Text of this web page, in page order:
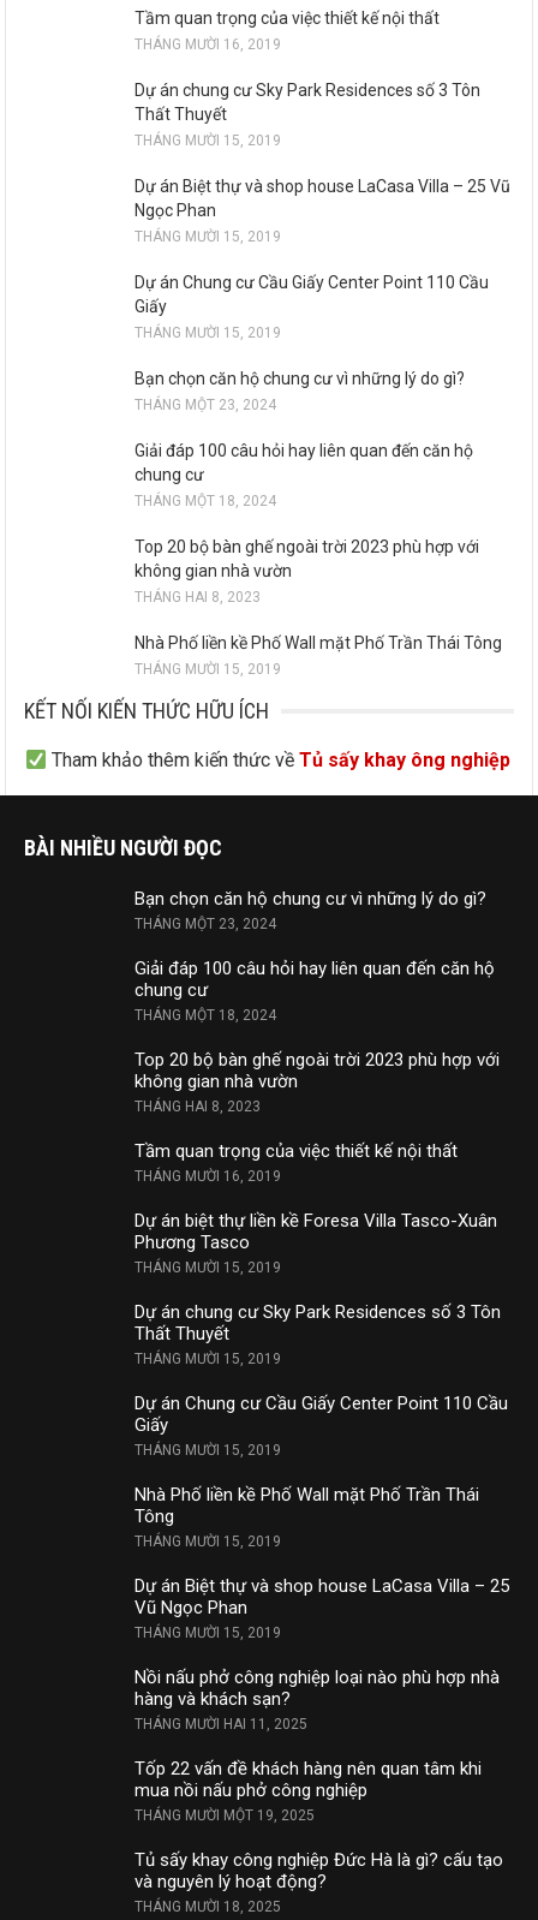
Tầm quan trọng của việc thiết kế nội thất
THÁNG MƯỜI 16, 2019
Dự án chung cư Sky Park Residences số 3 Tôn
Thất Thuyết
THÁNG MƯỜI 15, 2019
Dự án Biệt thự và shop house LaCasa Villa – 25 Vũ
Ngọc Phan
THÁNG MƯỜI 15, 2019
Dự án Chung cư Cầu Giấy Center Point 110 Cầu
Giấy
THÁNG MƯỜI 15, 2019
Bạn chọn căn hộ chung cư vì những lý do gì?
THÁNG MỘT 23, 2024
Giải đáp 100 câu hỏi hay liên quan đến căn hộ
chung cư
THÁNG MỘT 18, 2024
Top 20 bộ bàn ghế ngoài trời 2023 phù hợp với
không gian nhà vườn
THÁNG HAI 8, 2023
Nhà Phố liền kề Phố Wall mặt Phố Trần Thái Tông
THÁNG MƯỜI 15, 2019
KẾT NỐI KIẾN THỨC HỮU ÍCH
Tham khảo thêm kiến thức về Tủ sấy khay ông nghiệp
BÀI NHIỀU NGƯỜI ĐỌC
Bạn chọn căn hộ chung cư vì những lý do gì?
THÁNG MỘT 23, 2024
Giải đáp 100 câu hỏi hay liên quan đến căn hộ
chung cư
THÁNG MỘT 18, 2024
Top 20 bộ bàn ghế ngoài trời 2023 phù hợp với
không gian nhà vườn
THÁNG HAI 8, 2023
Tầm quan trọng của việc thiết kế nội thất
THÁNG MƯỜI 16, 2019
Dự án biệt thự liền kề Foresa Villa Tasco-Xuân
Phương Tasco
THÁNG MƯỜI 15, 2019
Dự án chung cư Sky Park Residences số 3 Tôn
Thất Thuyết
THÁNG MƯỜI 15, 2019
Dự án Chung cư Cầu Giấy Center Point 110 Cầu
Giấy
THÁNG MƯỜI 15, 2019
Nhà Phố liền kề Phố Wall mặt Phố Trần Thái
Tông
THÁNG MƯỜI 15, 2019
Dự án Biệt thự và shop house LaCasa Villa – 25
Vũ Ngọc Phan
THÁNG MƯỜI 15, 2019
Nồi nấu phở công nghiệp loại nào phù hợp nhà
hàng và khách sạn?
THÁNG MƯỜI HAI 11, 2025
Tốp 22 vấn đề khách hàng nên quan tâm khi
mua nồi nấu phở công nghiệp
THÁNG MƯỜI MỘT 19, 2025
Tủ sấy khay công nghiệp Đức Hà là gì? cấu tạo
và nguyên lý hoạt động?
THÁNG MƯỜI 18, 2025